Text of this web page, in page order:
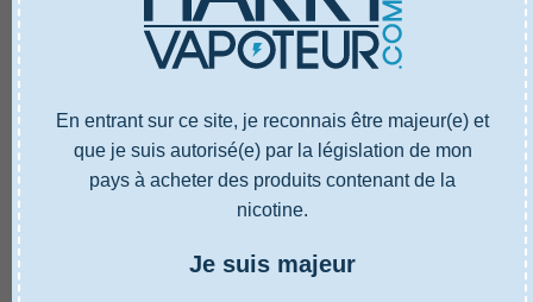
En entrant sur ce site, je reconnais être majeur(e) et
que je suis autorisé(e) par la législation de mon
pays à acheter des produits contenant de la
nicotine.
Je suis majeur